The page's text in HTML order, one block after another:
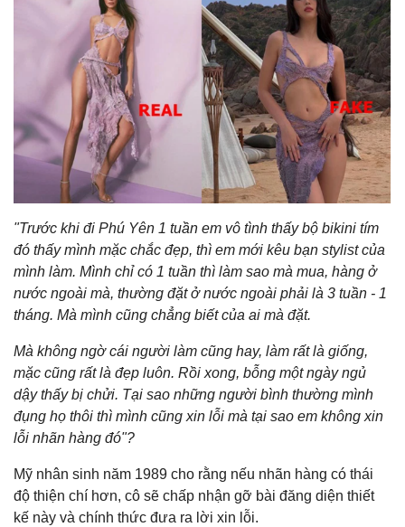
"Trước khi đi Phú Yên 1 tuần em vô tình thấy bộ bikini tím
đó thấy mình mặc chắc đẹp, thì em mới kêu bạn stylist của
mình làm. Mình chỉ có 1 tuần thì làm sao mà mua, hàng ở
nước ngoài mà, thường đặt ở nước ngoài phải là 3 tuần - 1
tháng. Mà mình cũng chẳng biết của ai mà đặt.
Mà không ngờ cái người làm cũng hay, làm rất là giống,
mặc cũng rất là đẹp luôn. Rồi xong, bỗng một ngày ngủ
dậy thấy bị chửi. Tại sao những người bình thường mình
đụng họ thôi thì mình cũng xin lỗi mà tại sao em không xin
lỗi nhãn hàng đó"?
Mỹ nhân sinh năm 1989 cho rằng nếu nhãn hàng có thái
độ thiện chí hơn, cô sẽ chấp nhận gỡ bài đăng diện thiết
kế này và chính thức đưa ra lời xin lỗi.